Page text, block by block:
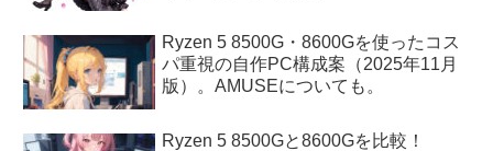
Ryzen 5 8500G・8600Gを使ったコス
パ重視の自作PC構成案（2025年11月
版）。AMUSEについても。
Ryzen 5 8500Gと8600Gを比較！